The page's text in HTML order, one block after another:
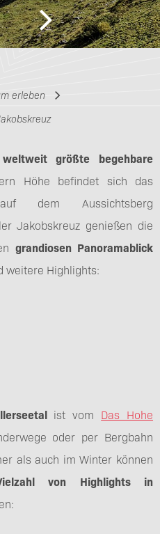
erleben
größte begehbare
Höhe befindet sich das
dem Aussichtsberg
Jakobskreuz genießen die
grandiosen Panoramablick
weitere Highlights:
ist vom Das Hohe
oder per Bergbahn
als auch im Winter können
von Highlights in